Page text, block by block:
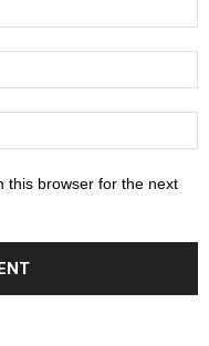
this browser for the next